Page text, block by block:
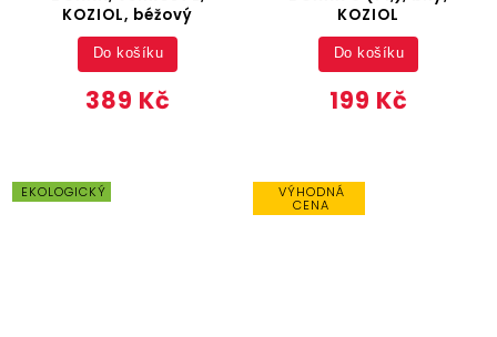
KOZIOL, béžový
389 Kč
Do košíku
KOZIOL
199 Kč
Do košíku
EKOLOGICKÝ VÝHODNÁ
CENA